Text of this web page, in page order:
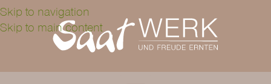
Skip to navigation
Skip to main content